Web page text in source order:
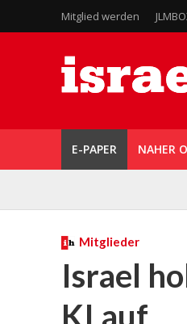
Mitglied werden
E-PAPER NAHER
Mitglieder
Israel
KI auf